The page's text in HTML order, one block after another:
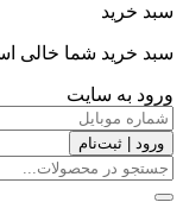
سبد خرید
سبد خرید شما خالی
ورود به سایت
ورود | ثبت‌نام